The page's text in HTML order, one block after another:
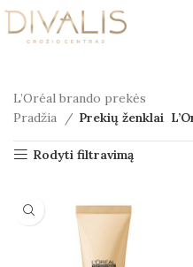
L’Oréal brando prekės
Pradžia
Prekių ženklai
Rodyti filtravimą